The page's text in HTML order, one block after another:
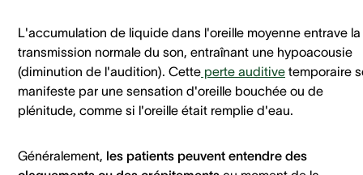
L'accumulation de liquide dans l'oreille moyenne entrave la
transmission normale du son, entraînant une hypoacousie
(diminution de l'audition). Cette perte auditive temporaire
manifeste par une sensation d'oreille bouchée ou de
plénitude, comme si l'oreille était remplie d'eau.
Généralement, les patients peuvent entendre des